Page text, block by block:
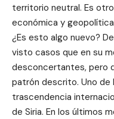
territorio neutral. Es
económica y
¿Es esto algo nuevo?
visto casos que en su
desconcertantes, pero
patrón descrito. Uno de
trascendencia
de Siria. En los últimos